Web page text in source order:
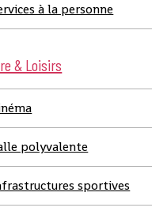
à la personne
& Loisirs
polyvalente
sportives